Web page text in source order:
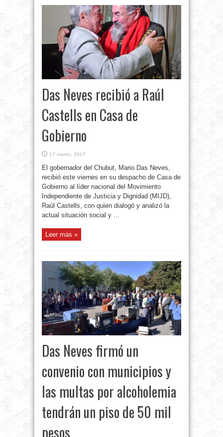
Das Neves recibió a Raúl
Castells en Casa de
Gobierno
17 marzo, 2017
El gobernador del Chubut, Mario Das Neves,
recibió este viernes en su despacho de Casa de
Gobierno al líder nacional del Movimiento
Independiente de Justicia y Dignidad (MIJD),
Raúl Castells, con quien dialogó y analizó la
actual situación social y ...
Leer más »
Das Neves firmó un
convenio con municipios y
las multas por alcoholemia
tendrán un piso de 50 mil
pesos